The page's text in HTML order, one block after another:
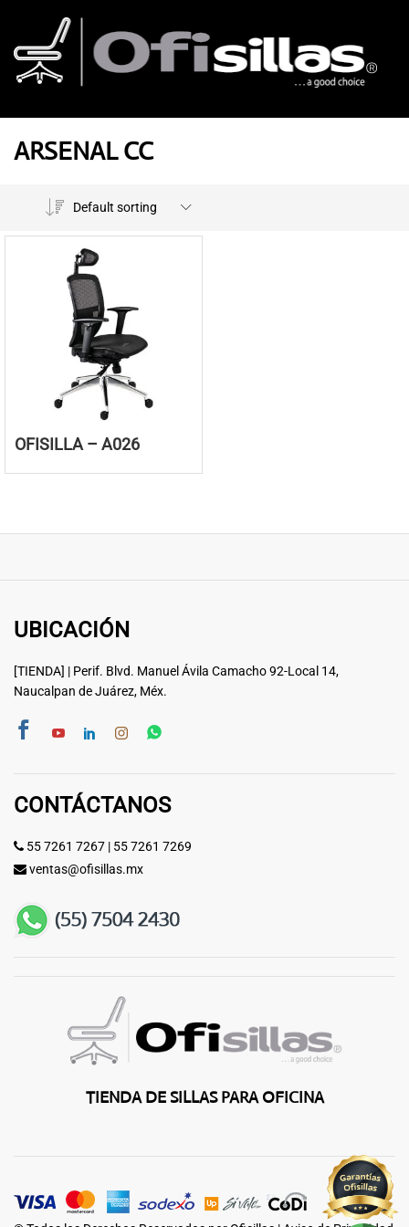
ARSENAL CC
Default sorting
OFISILLA – A026
UBICACIÓN
[TIENDA] | Perif. Blvd. Manuel Ávila Camacho 92-Local 14,
Naucalpan de Juárez, Méx.
CONTÁCTANOS
55 7261 7267 | 55 7261 7269
ventas@ofisillas.mx
TIENDA DE SILLAS PARA OFICINA